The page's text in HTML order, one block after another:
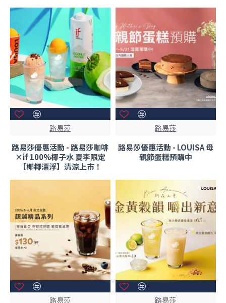
路易莎
路易莎優惠活動 - 路易莎咖啡
×if 100%椰子水 夏李限定
【椰椰漂浮】清涼上市！
路易莎
路易莎優惠活動 - LOUISA 母
親節蛋糕預購中
路易莎 路易莎